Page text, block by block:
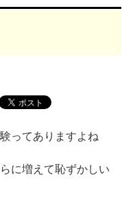
ってありますよね
に増えて恥ずかしい